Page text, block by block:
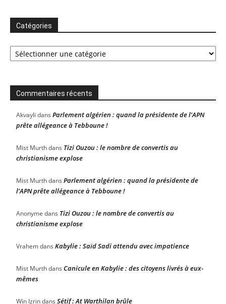
Catégories
Catégories
Commentaires récents
Akvayli dans Parlement algérien : quand la présidente de l’APN
prête allégeance à Tebboune !
Mist Murthdans Tizi Ouzou : le nombre de convertis au
christianisme explose
Mist Murthdans Parlement algérien : quand la présidente de
l’APN prête allégeance à Tebboune !
Anonyme dans Tizi Ouzou : le nombre de convertis au
christianisme explose
Vrahemdans Kabylie : Saïd Sadi attendu avec impatience
Mist Murthdans Canicule en Kabylie : des citoyens livrés à eux-
mêmes
Win Izrindans Sétif : At Warthilan brûle